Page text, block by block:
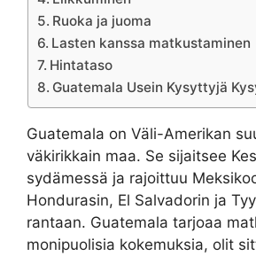
Ruoka ja juoma
Lasten kanssa matkustaminen
Hintataso
Guatemala Usein Kysyttyjä
Guatemala on Väli-Amerikan
väkirikkain maa. Se sijaitsee
sydämessä ja rajoittuu
Hondurasin, El Salvadorin ja
rantaan. Guatemala tarjoaa
monipuolisia kokemuksia, olit